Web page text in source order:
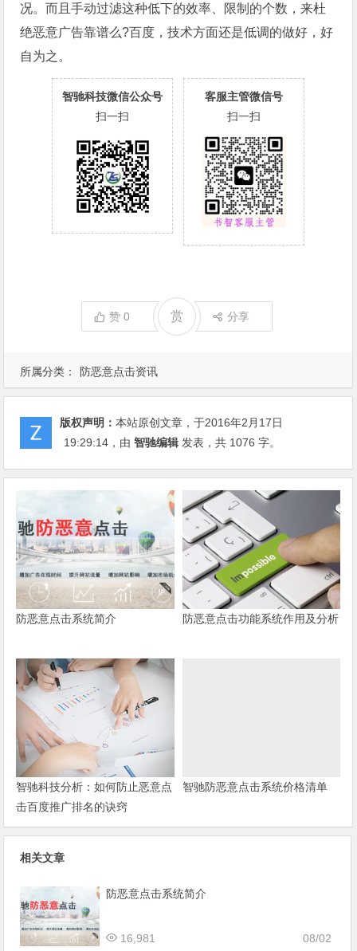
所属分类： 防恶意点击资讯
况。而且手动过滤这种低下的效率、限制的个数，来杜
绝恶意广告靠谱么?百度，技术方面还是低调的做好，好
自为之。
智驰科技微信公众号
扫一扫
客服主管微信号
扫一扫
赞0 赏 分享
版权声明：本站原创文章，于2016年2月17日
19:29:14 ，由智驰编辑 发表，共 1076 字。
防恶意点击系统简介 防恶意点击功能系统作用及分析
智驰科技分析：如何防止恶意点
击百度推广排名的诀窍
智驰防恶意点击系统价格清单
相关文章
防恶意点击系统简介
08/02
16,981